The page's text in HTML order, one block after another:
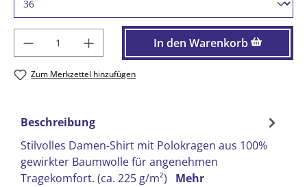
Produkt Anzahl: Gib den gewünschten
In den Warenkorb
Zum Merkzettel hinzufügen
Beschreibung
Stilvolles Damen-Shirt mit Polokragen aus 100%
gewirkter Baumwolle für angenehmen
Tragekomfort. (ca. 225 g/m²) Mehr